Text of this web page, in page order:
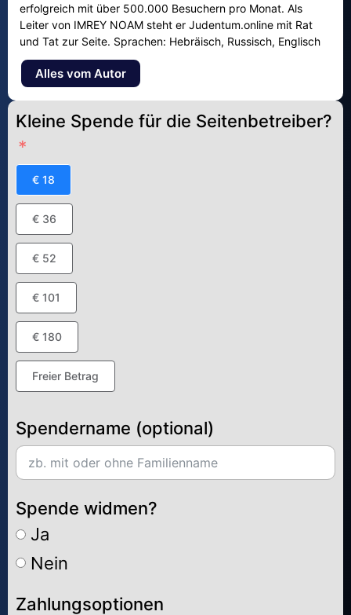
erfolgreich mit über 500.000 Besuchern pro Monat. Als
Leiter von IMREY NOAM steht er Judentum.online mit Rat
und Tat zur Seite. Sprachen: Hebräisch, Russisch, Englisch
Alles vom Autor
Kleine Spende für die Seitenbetreiber?
€ 18
€ 36
€ 52
€ 101
€ 180
Freier Betrag
Spendername (optional)
Spende widmen?
Ja
Nein
Zahlungsoptionen